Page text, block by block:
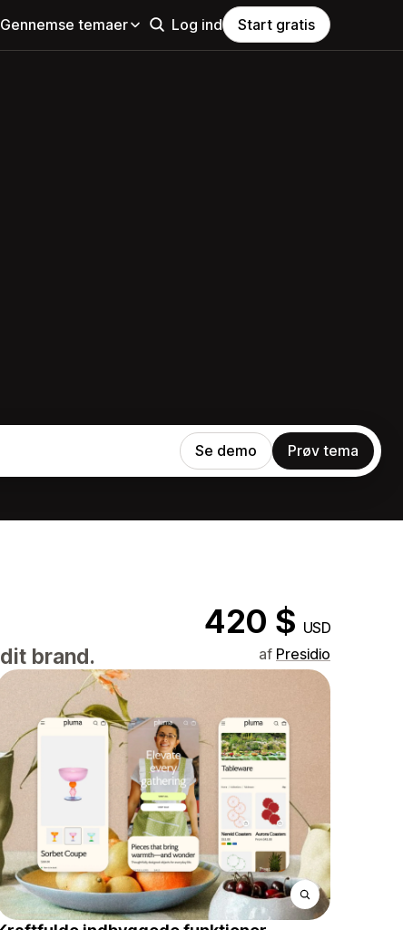
Gennemse temaer Log ind Start gratis
Se demo Prøv tema
420 $ USD
brand. af Presidio